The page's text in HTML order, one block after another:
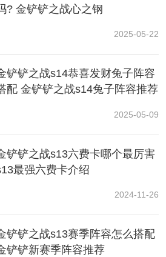
区从五阶段开始选秀的英雄只会
“派对筹备者”、“巨大百宝袋”。
伙伴”不可在第一轮刷出。
宠粉”、“休克疗法”、“吸血习
播放”、“好运连连”、“赏金猎人
在第三轮刷出。
? 金铲铲之战心之钢
2025-05-22
铲铲之战s14恭喜发财兔子阵容
配 金铲铲之战s14兔子阵容推荐
2025-05-09
铲铲之战s13六费卡哪个最厉害
最强六费卡介绍
2024-11-26
铲铲之战s13赛季阵容怎么搭配
铲铲新赛季阵容推荐